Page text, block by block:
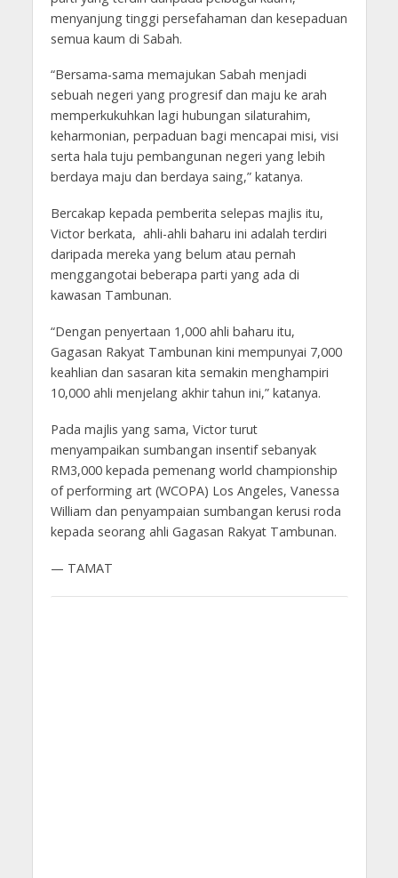
menyanjung tinggi persefahaman dan kesepaduan
semua kaum di Sabah.
“Bersama-sama memajukan Sabah menjadi
sebuah negeri yang progresif dan maju ke arah
memperkukuhkan lagi hubungan silaturahim,
keharmonian, perpaduan bagi mencapai misi, visi
serta hala tuju pembangunan negeri yang lebih
berdaya maju dan berdaya saing,” katanya.
Bercakap kepada pemberita selepas majlis itu,
Victor berkata, ahli-ahli baharu ini adalah terdiri
daripada mereka yang belum atau pernah
menggangotai beberapa parti yang ada di
kawasan Tambunan.
“Dengan penyertaan 1,000 ahli baharu itu,
Gagasan Rakyat Tambunan kini mempunyai 7,000
keahlian dan sasaran kita semakin menghampiri
10,000 ahli menjelang akhir tahun ini,” katanya.
Pada majlis yang sama, Victor turut
menyampaikan sumbangan insentif sebanyak
RM3,000 kepada pemenang world championship
of performing art (WCOPA) Los Angeles, Vanessa
William dan penyampaian sumbangan kerusi roda
kepada seorang ahli Gagasan Rakyat Tambunan.
— TAMAT